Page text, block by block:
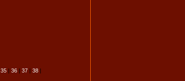
35 | 36 | 37 | 38 |